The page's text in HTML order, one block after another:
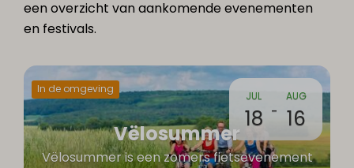
een overzicht van aankomende evenementen
en festivals.
In de omgeving
JUL
18 -
AUG
16
Vëlosummer
Vëlosummer is een zomers fietsevenement